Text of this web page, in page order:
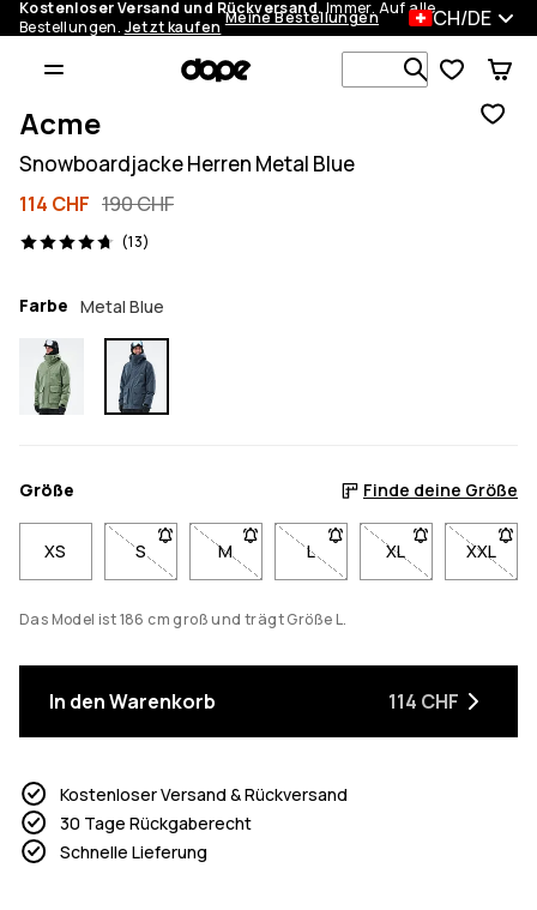
Kostenloser Versand und Rückversand.Immer. Auf alle
Bestellungen. Jetzt kaufen Meine Bestellungen CH/DE
Acme
Snowboardjacke Herren Metal Blue
114 CHF 190 CHF
(13)
13 Reviews, 4.7/5
Farbe Metal Blue
Größe Finde deine Größe
XS S- Größe S nicht verfügbar. Klicke, um
M- Größe M nicht verfügbar. Klicke, um
L- Größe L nicht verfügbar.
XL- Größe XL nicht
XXL
-
Das Model ist 186 cm groß und trägt Größe L.
In den Warenkorb 114 CHF
Kostenloser Versand & Rückversand
30 Tage Rückgaberecht
Schnelle Lieferung